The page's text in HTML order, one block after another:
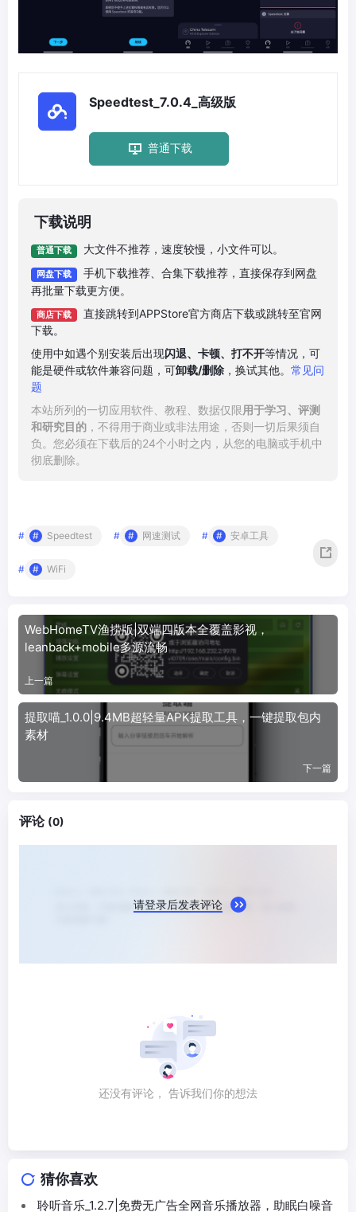
Speedtest_7.0.4_高级版
普通下载
下载说明
普通下载 大文件不推荐，速度较慢，小文件可以。
网盘下载
手机下载推荐、合集下载推荐，直接保存到网盘
再批量下载更方便。
商店下载
直接跳转到APPStore官方商店下载或跳转至官网
下载。
使用中如遇个别安装后出现闪退、卡顿、打不开等情况，可
能是硬件或软件兼容问题，可卸载/删除 ，换试其他。 常见问
题
本站所列的一切应用软件、教程、数据仅限 用于学习、评测
和研究目的 ，不得用于商业或非法用途，否则一切后果须自
负。您必须在下载后的24个小时之内，从您的电脑或手机中
彻底删除。
# Speedtest # 网速测试 # 安卓工具
# WiFi
WebHomeTV渔捞版|双端四版本全覆盖影视，
leanback+mobile多源流畅
上一篇
提取喵_1.0.0|9.4MB超轻量APK提取工具，一键提取包内
素材
下一篇
评论 (0)
请登录后发表评论
还没有评论， 告诉我们你的想法
猜你喜欢
聆听音乐_1.2.7|免费无广告全网音乐播放器，助眠白噪音